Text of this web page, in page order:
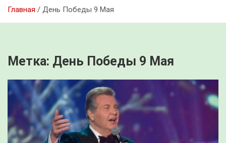
Главная День Победы 9 Мая
Метка: День Победы 9 Мая